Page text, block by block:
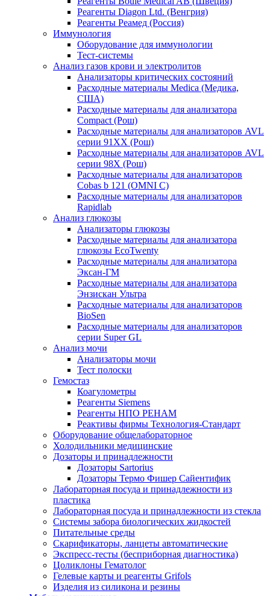
Реагенты Diagon Ltd. (Венгрия)
Реагенты Реамед (Россия)
Иммунология
Оборудование для иммунологии
Тест-системы
Анализ газов крови и электролитов
Анализаторы критических состояний
Расходные материалы Medica (Медика,
США)
Расходные материалы для анализатора
Compact (Рош)
Расходные материалы для анализаторов AVL
серии 91ХХ (Рош)
Расходные материалы для анализаторов AVL
серии 98Х (Рош)
Расходные материалы для анализаторов
Cobas b 121 (OMNI C)
Расходные материалы для анализаторов
Rapidlab
Анализ глюкозы
Анализаторы глюкозы
Расходные материалы для анализатора
глюкозы EcoTwenty
Расходные материалы для анализатора
Эксан-ГМ
Расходные материалы для анализатора
Энзискан Ультра
Расходные материалы для анализаторов
BioSen
Расходные материалы для анализаторов
серии Super GL
Анализ мочи
Анализаторы мочи
Тест полоски
Гемостаз
Коагулометры
Реагенты Siemens
Реагенты НПО РЕНАМ
Реактивы фирмы Технология-Стандарт
Оборудование общелабораторное
Холодильники медицинские
Дозаторы и принадлежности
Дозаторы Sartorius
Дозаторы Термо Фишер Сайентифик
Лабораторная посуда и принадлежности из
пластика
Лабораторная посуда и принадлежности из стекла
Системы забора биологических жидкостей
Питательные среды
Скарификаторы, ланцеты автоматические
Экспресс-тесты (бесприборная диагностика)
Цоликлоны Гематолог
Гелевые карты и реагенты Grifols
Изделия из силикона и резины